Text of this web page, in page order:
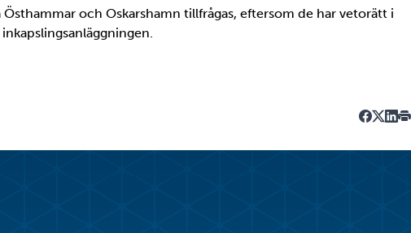
och Oskarshamn tillfrågas, eftersom de har vetorätt i